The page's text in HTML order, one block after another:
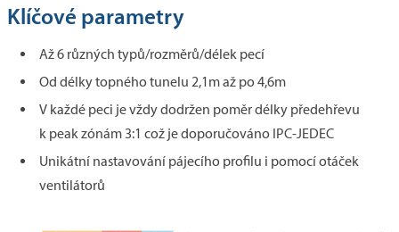
Klíčové parametry
Až 6 různých typů/rozměrů/délek pecí
Od délky topného tunelu 2,1m až po 4,6m
V každé peci je vždy dodržen poměr délky předehřevu
k peak zónám 3:1 což je doporučováno IPC-JEDEC
Unikátní nastavování pájecího profilu i pomocí otáček
ventilátorů